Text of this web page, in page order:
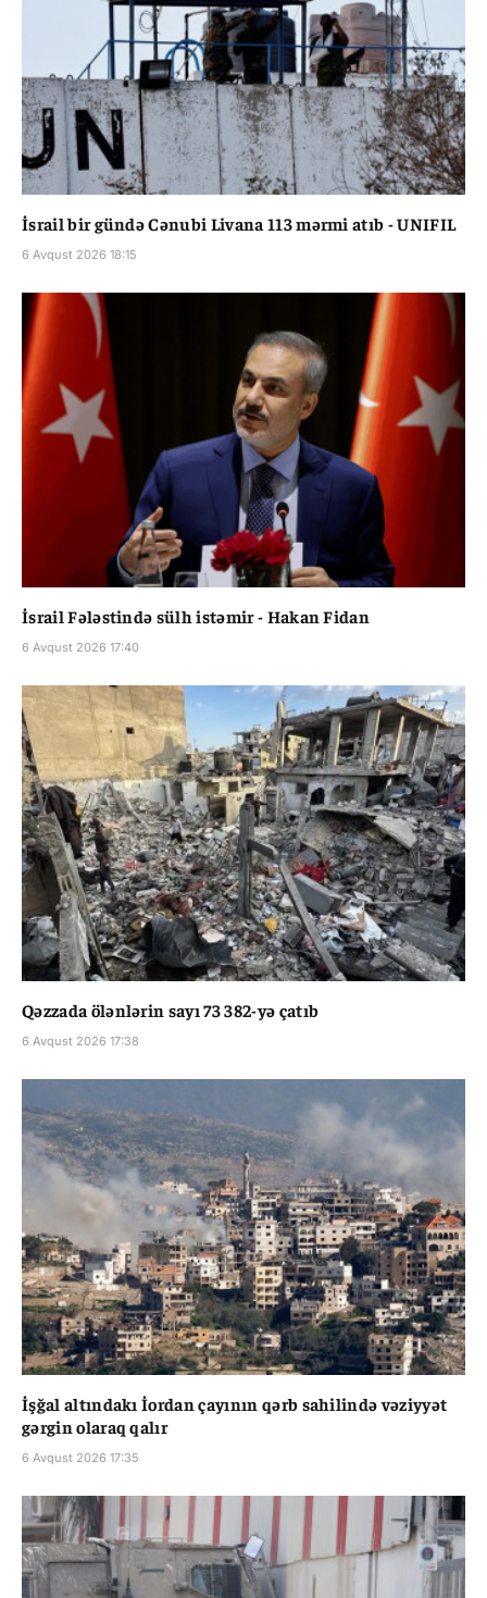
İsrail bir gündə Cənubi Livana 113 mərmi atıb - UNIFIL
6 Avqust 2026 18:15
İsrail Fələstində sülh istəmir - Hakan Fidan
6 Avqust 2026 17:40
Qəzzada ölənlərin sayı 73 382-yə çatıb
6 Avqust 2026 17:38
İşğal altındakı İordan çayının qərb sahilində vəziyyət
gərgin olaraq qalır
6 Avqust 2026 17:35